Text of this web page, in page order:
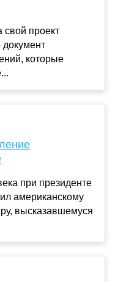
свой проект
документ
которые
при президенте
американскому
высказавшемуся